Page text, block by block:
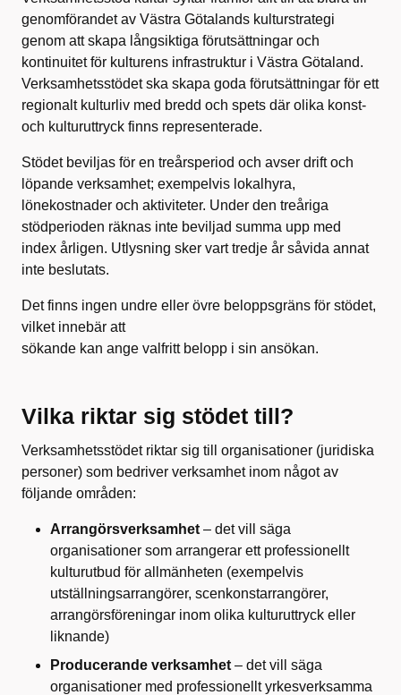
genomförandet av Västra Götalands kulturstrategi
genom att skapa långsiktiga förutsättningar och
kontinuitet för kulturens infrastruktur i Västra Götaland.
Verksamhetsstödet ska skapa goda förutsättningar för ett
regionalt kulturliv med bredd och spets där olika konst-
och kulturuttryck finns representerade.
Stödet beviljas för en treårsperiod och avser drift och
löpande verksamhet; exempelvis lokalhyra,
lönekostnader och aktiviteter. Under den treåriga
stödperioden räknas inte beviljad summa upp med
index årligen. Utlysning sker vart tredje år såvida annat
inte beslutats.
Det finns ingen undre eller övre beloppsgräns för stödet,
vilket innebär att
sökande kan ange valfritt belopp i sin ansökan.
Vilka riktar sig stödet till?
Verksamhetsstödet riktar sig till organisationer (juridiska
personer) som bedriver verksamhet inom något av
följande områden:
Arrangörsverksamhet – det vill säga
organisationer som arrangerar ett professionellt
kulturutbud för allmänheten (exempelvis
utställningsarrangörer, scenkonstarrangörer,
arrangörsföreningar inom olika kulturuttryck eller
liknande)
Producerande verksamhet – det vill säga
organisationer med professionellt yrkesverksamma